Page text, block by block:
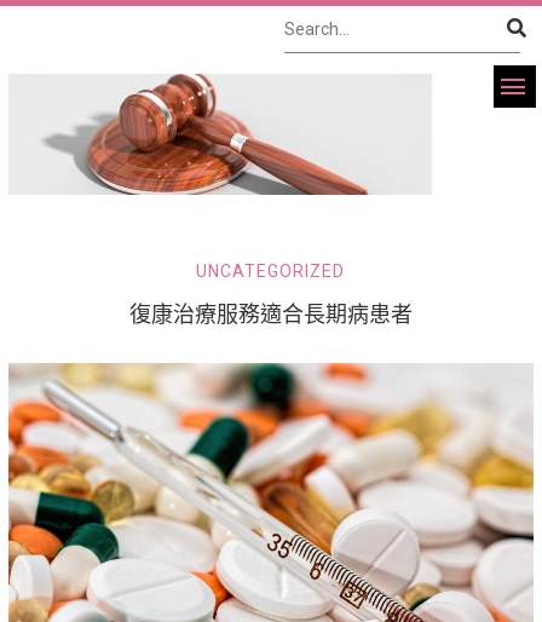
UNCATEGORIZED
復康治療服務適合長期病患者